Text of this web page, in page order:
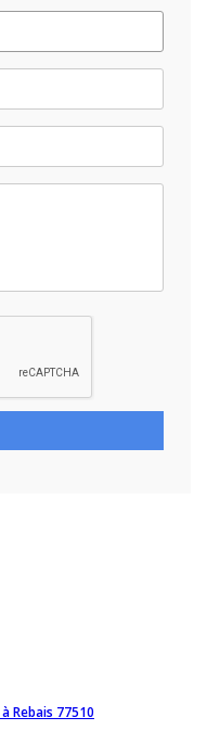
Rebais 77510